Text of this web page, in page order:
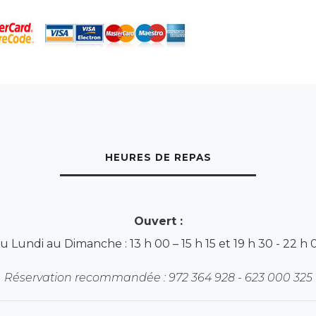
HEURES DE REPAS
Ouvert :
Lundi au Dimanche : 13 h 00 – 15 h 15 et 19 h 30 - 22 h
Réservation recommandée : 972 364 928 - 623 000 325